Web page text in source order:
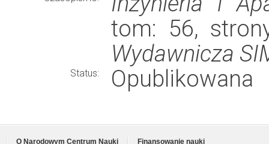
tom: 56,
Wydawnicza
Status: Opublikowana
O Narodowym Centrum Nauki
Finansowanie nauki